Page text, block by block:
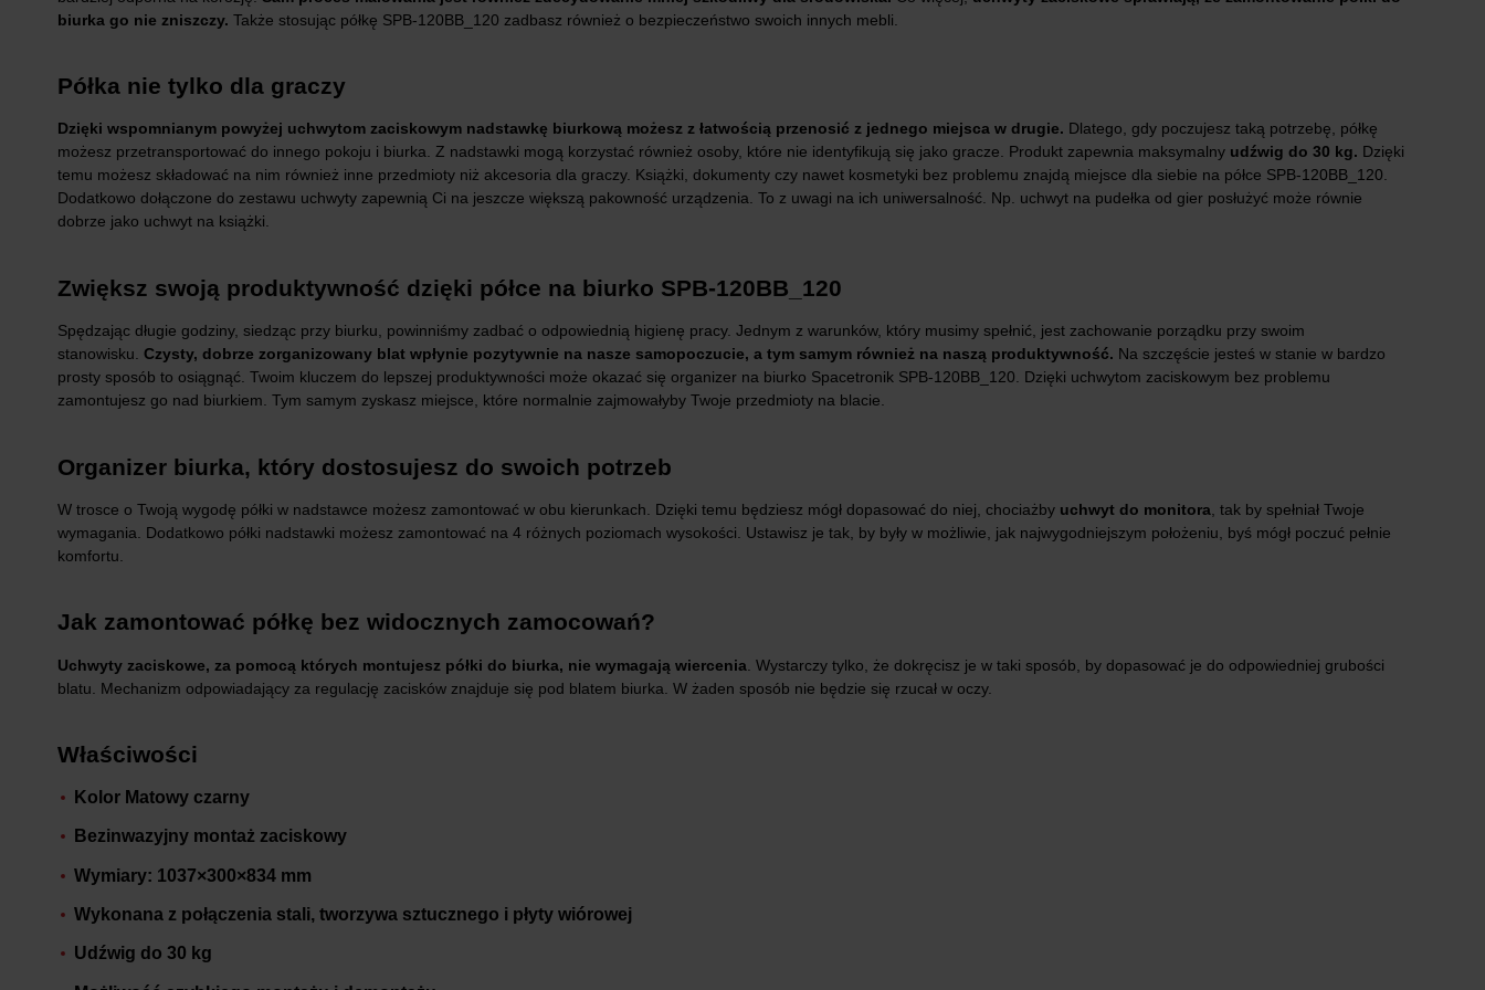
biurka go nie zniszczy. Także stosując półkę SPB-120BB_120 zadbasz również o bezpieczeństwo swoich innych mebli.
Półka nie tylko dla graczy
Dzięki wspomnianym powyżej uchwytom zaciskowym nadstawkę biurkową możesz z łatwością przenosić z jednego miejsca w drugie. Dlatego, gdy poczujesz taką potrzebę, półkę
możesz przetransportować do innego pokoju i biurka. Z nadstawki mogą korzystać również osoby, które nie identyfikują się jako gracze. Produkt zapewnia maksymalny udźwig do 30 kg. Dzięki
temu możesz składować na nim również inne przedmioty niż akcesoria dla graczy. Książki, dokumenty czy nawet kosmetyki bez problemu znajdą miejsce dla siebie na półce SPB-120BB_120.
Dodatkowo dołączone do zestawu uchwyty zapewnią Ci na jeszcze większą pakowność urządzenia. To z uwagi na ich uniwersalność. Np. uchwyt na pudełka od gier posłużyć może równie
dobrze jako uchwyt na książki.
Zwiększ swoją produktywność dzięki półce na biurko SPB-120BB_120
Spędzając długie godziny, siedząc przy biurku, powinniśmy zadbać o odpowiednią higienę pracy. Jednym z warunków, który musimy spełnić, jest zachowanie porządku przy swoim
stanowisku. Czysty, dobrze zorganizowany blat wpłynie pozytywnie na nasze samopoczucie, a tym samym również na naszą produktywność. Na szczęście jesteś w stanie w bardzo
prosty sposób to osiągnąć. Twoim kluczem do lepszej produktywności może okazać się organizer na biurko Spacetronik SPB-120BB_120. Dzięki uchwytom zaciskowym bez problemu
zamontujesz go nad biurkiem. Tym samym zyskasz miejsce, które normalnie zajmowałyby Twoje przedmioty na blacie.
Organizer biurka, który dostosujesz do swoich potrzeb
W trosce o Twoją wygodę półki w nadstawce możesz zamontować w obu kierunkach. Dzięki temu będziesz mógł dopasować do niej, chociażby uchwyt do monitora , tak by spełniał Twoje
wymagania. Dodatkowo półki nadstawki możesz zamontować na 4 różnych poziomach wysokości. Ustawisz je tak, by były w możliwie, jak najwygodniejszym położeniu, byś mógł poczuć pełnie
komfortu.
Jak zamontować półkę bez widocznych zamocowań?
Uchwyty zaciskowe, za pomocą których montujesz półki do biurka, nie wymagają wiercenia . Wystarczy tylko, że dokręcisz je w taki sposób, by dopasować je do odpowiedniej grubości
blatu. Mechanizm odpowiadający za regulację zacisków znajduje się pod blatem biurka. W żaden sposób nie będzie się rzucał w oczy.
Właściwości
Kolor Matowy czarny
Bezinwazyjny montaż zaciskowy
Wymiary: 1037×300×834 mm
Wykonana z połączenia stali, tworzywa sztucznego i płyty wiórowej
Udźwig do 30 kg